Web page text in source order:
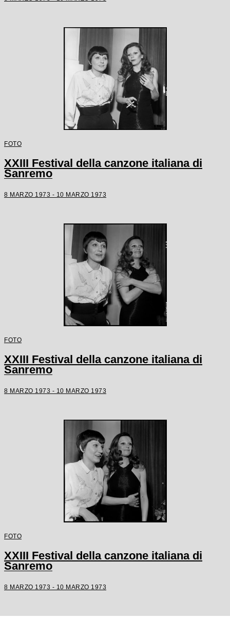
FOTO
XXIII Festival della canzone italiana di
Sanremo
8 MARZO 1973 - 10 MARZO 1973
FOTO
XXIII Festival della canzone italiana di
Sanremo
8 MARZO 1973 - 10 MARZO 1973
FOTO
XXIII Festival della canzone italiana di
Sanremo
8 MARZO 1973 - 10 MARZO 1973